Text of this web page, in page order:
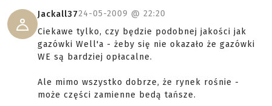
Jackall3724-05-2009 @ 22:20
Ciekawe tylko, czy będzie podobnej jakości jak
gazówki Well'a - żeby się nie okazało że gazówki
WE są bardziej opłacalne.
Ale mimo wszystko dobrze, że rynek rośnie -
może części zamienne bedą tańsze.